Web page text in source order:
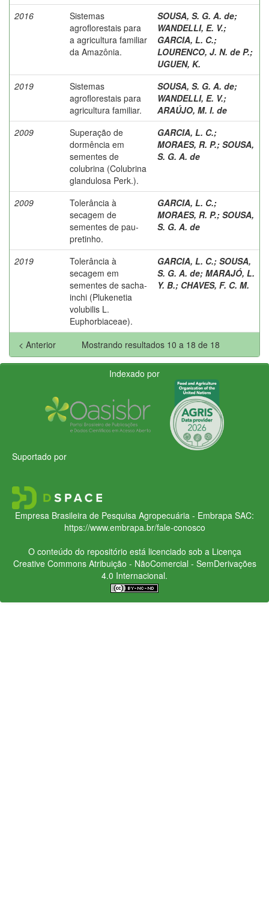
2016
Sistemas
agroflorestais para
a agricultura familiar
da Amazônia.
SOUSA, S. G. A. de;
WANDELLI, E. V.;
GARCIA, L. C.;
LOURENCO, J. N. de P.;
UGUEN, K.
2019
Sistemas
agroflorestais para
agricultura familiar.
SOUSA, S. G. A. de;
WANDELLI, E. V.;
ARAÚJO, M. I. de
2009
Superação de
dormência em
sementes de
colubrina (Colubrina
glandulosa Perk.).
GARCIA, L. C.;
MORAES, R. P.; SOUSA,
S. G. A. de
2009
Tolerância à
secagem de
sementes de pau-
pretinho.
GARCIA, L. C.;
MORAES, R. P.; SOUSA,
S. G. A. de
2019
Tolerância à
secagem em
sementes de sacha-
inchi (Plukenetia
volubilis L.
Euphorbiaceae).
GARCIA, L. C.; SOUSA,
S. G. A. de; MARAJÓ, L.
Y. B.; CHAVES, F. C. M.
Mostrando resultados 10 a 18 de 18
< Anterior
Indexado por
Suportado por
Empresa Brasileira de Pesquisa Agropecuária - Embrapa SAC:
https://www.embrapa.br/fale-conosco
O conteúdo do repositório está licenciado sob a Licença
Creative CommonsAtribuição - NãoComercial - SemDerivações
4.0 Internacional.